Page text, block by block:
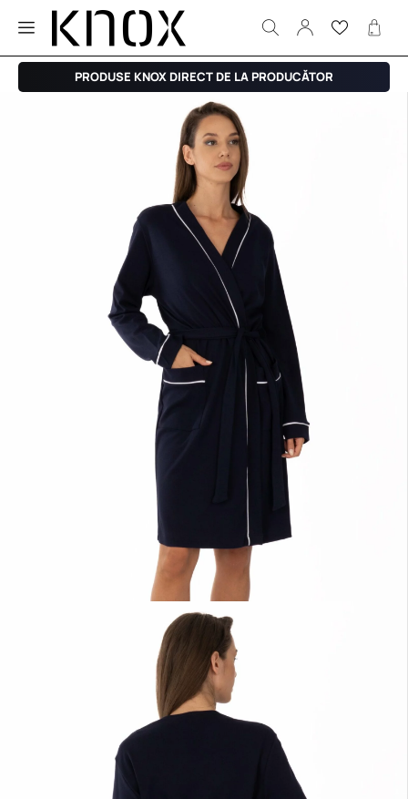
PRODUSE KNOX DIRECT DE LA PRODUCĂTOR